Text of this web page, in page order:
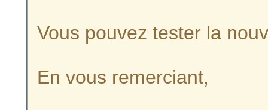
Vous pouvez tester la
En vous remerciant,